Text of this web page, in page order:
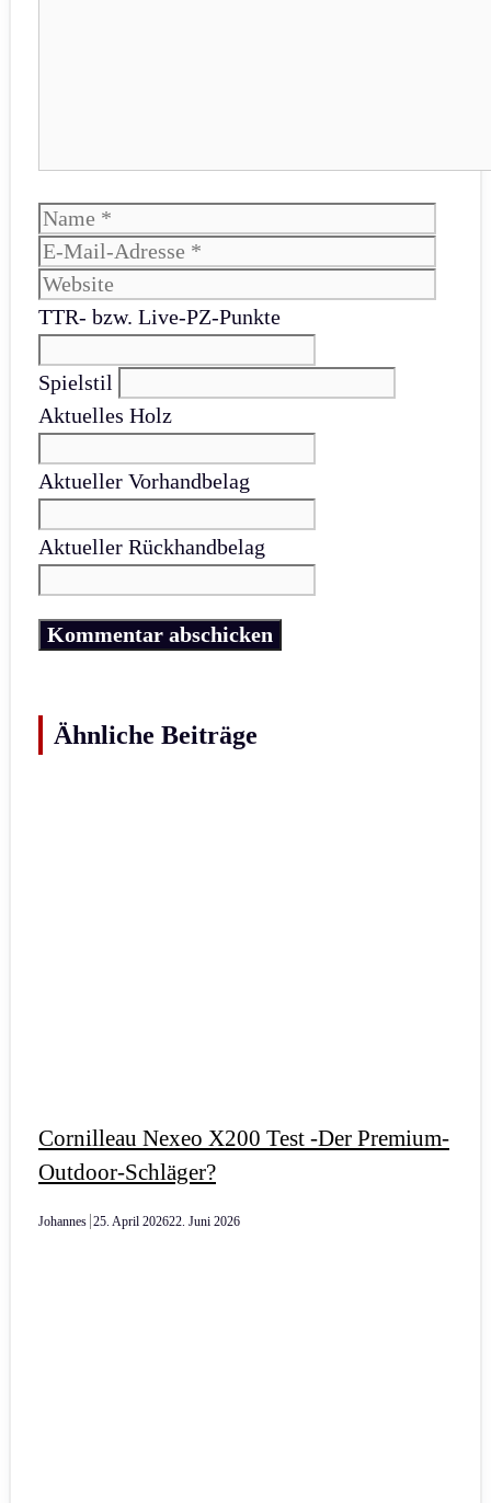
Name
TTR- bzw. Live-PZ-Punkte
Spielstil
Aktuelles Holz
Aktueller Vorhandbelag
Aktueller Rückhandbelag
Ähnliche Beiträge
Cornilleau Nexeo X200 Test -Der Premium-
Outdoor-Schläger?
Johannes 25. April 202622. Juni 2026